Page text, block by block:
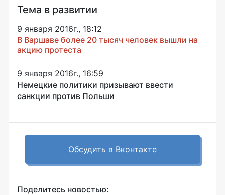
Тема в развитии
9 января 2016г., 18:12
В Варшаве более 20 тысяч человек вышли на
акцию протеста
9 января 2016г., 16:59
Немецкие политики призывают ввести
санкции против Польши
Обсудить в Вконтакте
Поделитесь новостью: